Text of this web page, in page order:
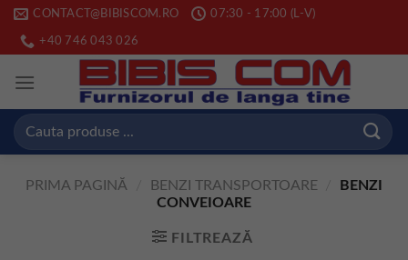
Skip
content
CONTACT@BIBISCOM.RO 07:30 - 17:00 (L-V)
+40 746 043 026
Caută
PRIMA PAGINĂ BENZI TRANSPORTOARE
BENZI
CONVEIOARE
FILTREAZĂ